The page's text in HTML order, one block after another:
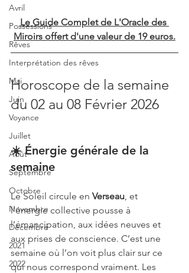
Avril
Possessions
Rêves
Interprétation des rêves
Mai
Juin
Voyance
Juillet
Août
Septembre
Octobre
Novembre
Décembre
2021
2022
Le Guide Complet de L'Oracle des
Miroirs offert d'une valeur de 19 euros.
Horoscope de la semaine
du 02 au 08 Février 2026
☀️ Énergie générale de la
semaine
Le Soleil circule en Verseau, et
l’énergie collective pousse à
l’émancipation, aux idées neuves et
aux prises de conscience. C’est une
semaine où l’on voit plus clair sur ce
qui nous correspond vraiment. Les